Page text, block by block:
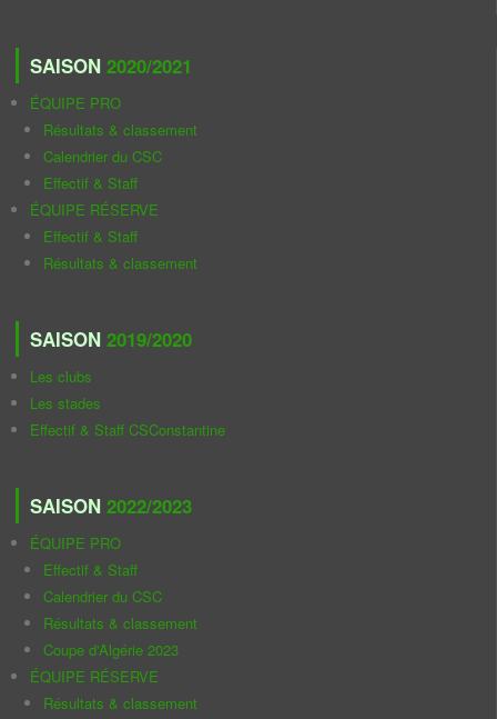
SAISON 2020/2021
ÉQUIPE PRO
Résultats & classement
Calendrier du CSC
Effectif & Staff
ÉQUIPE RÉSERVE
Effectif & Staff
Résultats & classement
SAISON 2019/2020
Les clubs
Les stades
Effectif & Staff CSConstantine
SAISON 2022/2023
ÉQUIPE PRO
Effectif & Staff
Calendrier du CSC
Résultats & classement
Coupe d'Algérie 2023
ÉQUIPE RÉSERVE
Résultats & classement